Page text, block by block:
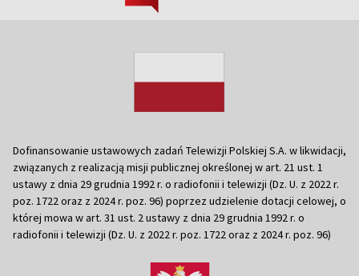
Dofinansowanie ustawowych zadań Telewizji Polskiej S.A. w likwidacji,
związanych z realizacją misji publicznej określonej w art. 21 ust. 1
ustawy z dnia 29 grudnia 1992 r. o radiofonii i telewizji (Dz. U. z 2022 r.
poz. 1722 oraz z 2024 r. poz. 96) poprzez udzielenie dotacji celowej, o
której mowa w art. 31 ust. 2 ustawy z dnia 29 grudnia 1992 r. o
radiofonii i telewizji (Dz. U. z 2022 r. poz. 1722 oraz z 2024 r. poz. 96)